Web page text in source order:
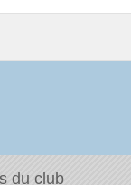
du club